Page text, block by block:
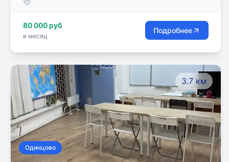
увлекательные нестандартные авторские
мы ставим себе задачу помочь ученикам освоить,
как общепринятые, базовые навыки, так и
80 000 руб
в месяц
Подробнее
3.7 км
Одинцово